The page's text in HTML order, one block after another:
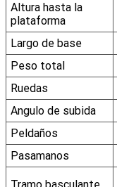
Altura hasta la
plataforma
Largo de base
Peso total
Ruedas
Angulo de subida
Peldaños
Pasamanos